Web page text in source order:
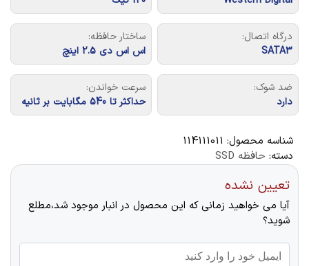
درگاه اتصال:
SATA3
ساختار حافظه:
اس اس دی 2.5 اینچ
ضد شوک:
دارد
سرعت خواندن:
حداکثر تا 540 مگابایت بر ثانیه
شناسه محصول: 114111011
دسته: حافظه SSD
تعیین نشده
آیا می خواهید زمانی که این محصول در انبار موجود شد،مطلع
شوید؟